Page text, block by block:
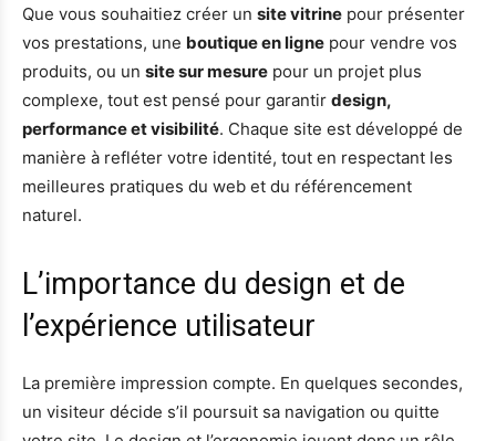
Que vous souhaitiez créer un site vitrine pour présenter
vos prestations, une boutique en ligne pour vendre vos
produits, ou un site sur mesure pour un projet plus
complexe, tout est pensé pour garantir design,
performance et visibilité. Chaque site est développé de
manière à refléter votre identité, tout en respectant les
meilleures pratiques du web et du référencement
naturel.
L’importance du design et de
l’expérience utilisateur
La première impression compte. En quelques secondes,
un visiteur décide s’il poursuit sa navigation ou quitte